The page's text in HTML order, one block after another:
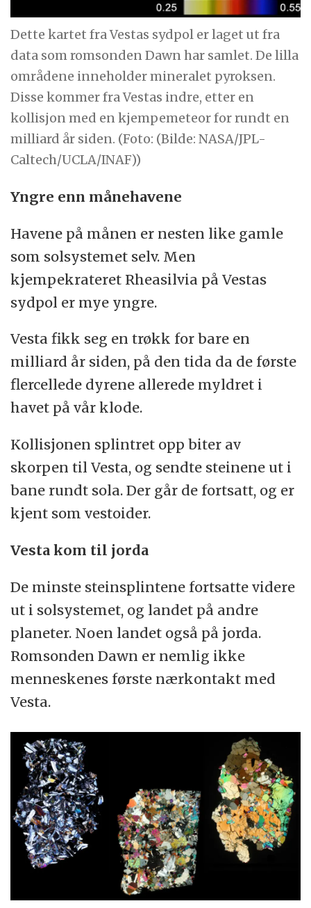
Dette kartet fra Vestas sydpol er laget ut fra
data som romsonden Dawn har samlet. De lilla
områdene inneholder mineralet pyroksen.
Disse kommer fra Vestas indre, etter en
kollisjon med en kjempemeteor for rundt en
milliard år siden. (Foto: (Bilde: NASA/JPL-
Caltech/UCLA/INAF))
Yngre enn månehavene
Havene på månen er nesten like gamle
som solsystemet selv. Men
kjempekrateret Rheasilvia på Vestas
sydpol er mye yngre.
Vesta fikk seg en trøkk for bare en
milliard år siden, på den tida da de første
flercellede dyrene allerede myldret i
havet på vår klode.
Kollisjonen splintret opp biter av
skorpen til Vesta, og sendte steinene ut i
bane rundt sola. Der går de fortsatt, og er
kjent som vestoider.
Vesta kom til jorda
De minste steinsplintene fortsatte videre
ut i solsystemet, og landet på andre
planeter. Noen landet også på jorda.
Romsonden Dawn er nemlig ikke
menneskenes første nærkontakt med
Vesta.